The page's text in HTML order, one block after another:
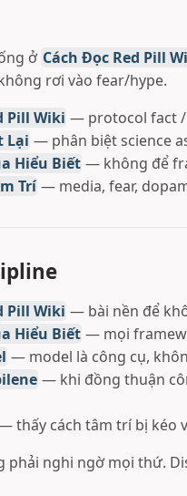
ở Cách Đọc Red Pill
rơi vào fear/hype.
Pill Wiki — protocol fact /
Lại — phân biệt science
Hiểu Biết — không để
Trí — media, fear,
Pill Wiki — bài nền để
Hiểu Biết — mọi
— model là công cụ,
— khi đồng thuận
thấy cách tâm trí bị kéo
phải nghi ngờ mọi thứ.